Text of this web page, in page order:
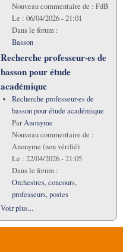
Nouveau commentaire de : FdB
Le : 06/04/2026 - 21:01
Dans le forum :
Basson
Recherche professeur·es de
basson pour étude
académique
Recherche professeur·es de
basson pour étude académique
ParAnonyme
Nouveau commentaire de :
Anonyme (non vérifié)
Le : 22/04/2026 - 21:05
Dans le forum :
Orchestres, concours,
professeurs, postes
Voir plus...